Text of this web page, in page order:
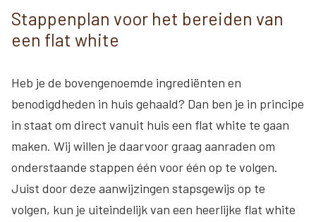
Stappenplan voor het bereiden van
een flat white
Heb je de bovengenoemde ingrediënten en
benodigdheden in huis gehaald? Dan ben je in principe
in staat om direct vanuit huis een flat white te gaan
maken. Wij willen je daarvoor graag aanraden om
onderstaande stappen één voor één op te volgen.
Juist door deze aanwijzingen stapsgewijs op te
volgen, kun je uiteindelijk van een heerlijke flat white